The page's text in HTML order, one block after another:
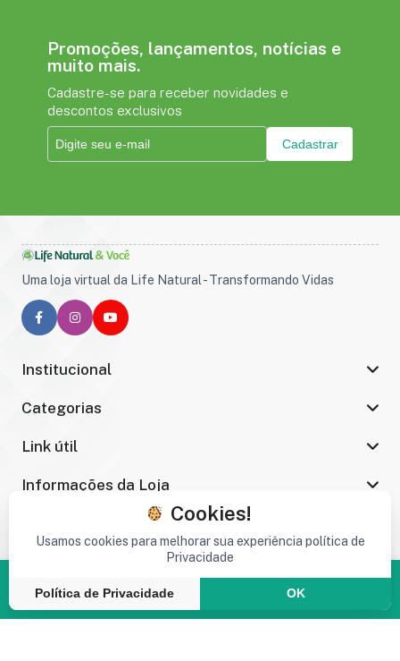
Inicial Produtos
Promoções, lançamentos, notícias e
muito mais.
Cadastre-se para receber novidades e
descontos exclusivos
Cadastrar
Uma loja virtual da Life Natural - Transformando Vidas
Institucional
Categorias
Link útil
Informações da Loja
Copyright © 2026 VITAMINA B6 - 1,3mg - 60
COMPRIMIDOS - Life Natural & Vc - MIRIAN - By Life
Natural ®. Todos Os Direitos Reservados.
Cookies!
Usamos cookies para melhorar sua experiência política de
Privacidade
Política de Privacidade OK